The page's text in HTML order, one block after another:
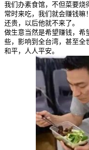
我们办素食馆，不但菜要烧
常时来吃，我们就会赚钱嘛
还贵，以后他就不来了。
做生意当然是希望赚钱，希
些，影响到全台湾，甚至全
和平，人人平安。